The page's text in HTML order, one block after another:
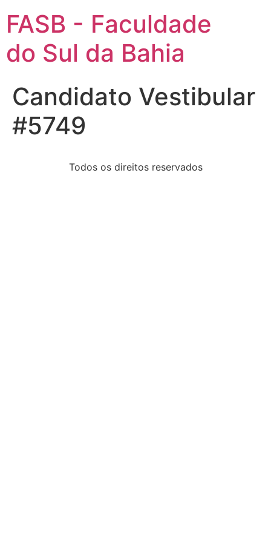
FASB - Faculdade
do Sul da Bahia
Candidato Vestibular
#5749
Todos os direitos reservados